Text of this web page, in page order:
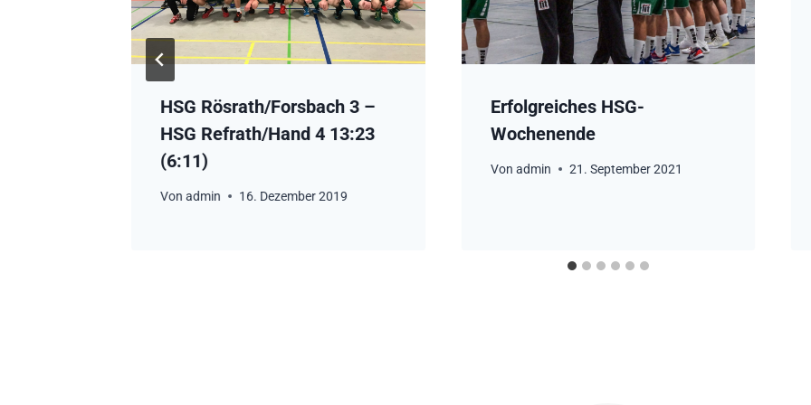
HSG Rösrath/Forsbach 3 –
HSG Refrath/Hand 4 13:23
(6:11)
Von admin 16. Dezember 2019
Erfolgreiches HSG-
Wochenende
Von admin 21. September 2021